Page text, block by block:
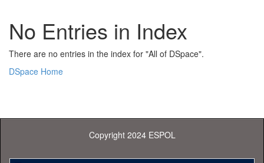
No Entries in Index
There are no entries in the index for "All of DSpace".
DSpace Home
Copyright 2024 ESPOL